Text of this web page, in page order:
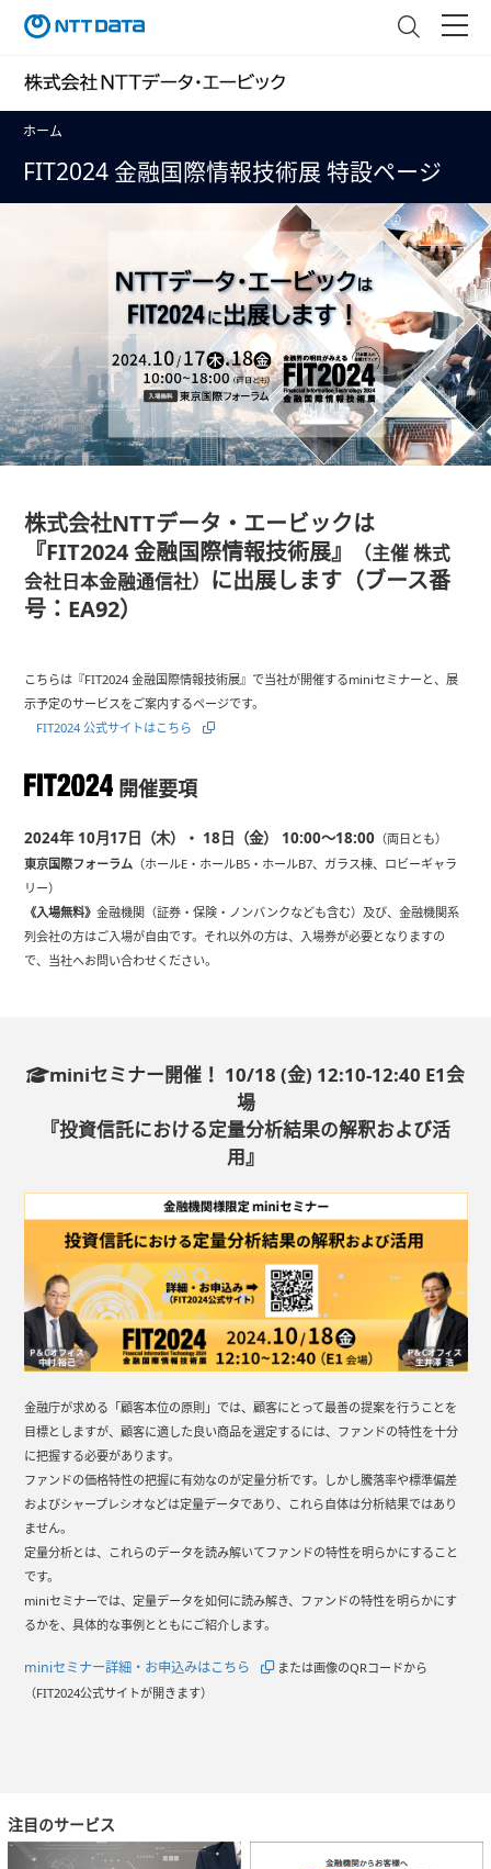
ホーム
FIT2024 金融国際情報技術展 特設ページ
株式会社NTTデータ・エービックは
『FIT2024 金融国際情報技術展』
（主催 株式
会社日本金融通信社） に出展します（ブース番
号： EA92）
こちらは『FIT2024 金融国際情報技術展』で当社が開催するminiセミナーと、展
示予定のサービスをご案内するページです。
FIT2024 公式サイトはこちら
開催要項
2024年 10月17日（木）・ 18日（金） 10:00～18:00（両日とも）
東京国際フォーラム（ホールE・ホールB5・ホールB7、ガラス棟、ロビーギャラ
リー）
《入場無料》 金融機関（証券・保険・ノンバンクなども含む）及び、金融機関系
列会社の方はご入場が自由です。それ以外の方は、入場券が必要となりますの
で、当社へお問い合わせください。
miniセミナー開催！ 10/18 (金) 12:10-12:40 E1会
場
『投資信託における定量分析結果の解釈および活
用』
金融庁が求める「顧客本位の原則」では、顧客にとって最善の提案を行うことを
目標としますが、顧客に適した良い商品を選定するには、ファンドの特性を十分
に把握する必要があります。
ファンドの価格特性の把握に有効なのが定量分析です。しかし騰落率や標準偏差
およびシャープレシオなどは定量データであり、これら自体は分析結果ではあり
ません。
定量分析とは、これらのデータを読み解いてファンドの特性を明らかにすること
です。
miniセミナーでは、定量データを如何に読み解き、ファンドの特性を明らかにす
るかを、具体的な事例とともにご紹介します。
miniセミナー詳細・お申込みはこちら
または画像のQRコードから
（FIT2024公式サイトが開きます）
注目のサービス